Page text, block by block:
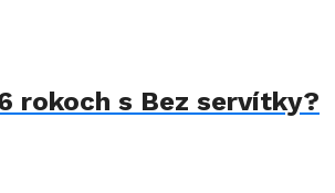
rokoch s Bez servítky?